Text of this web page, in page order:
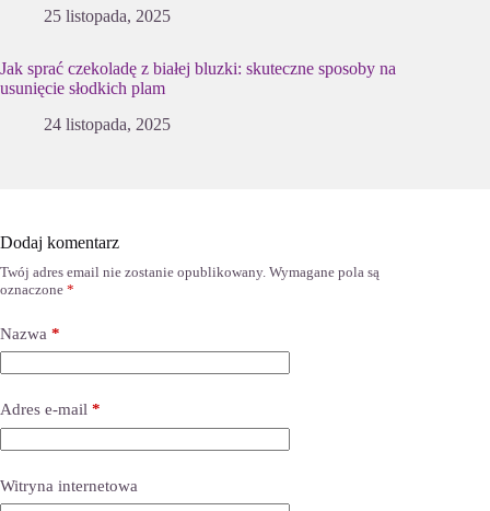
25 listopada, 2025
Jak sprać czekoladę z białej bluzki: skuteczne sposoby na
usunięcie słodkich plam
24 listopada, 2025
Dodaj komentarz
Twój adres email nie zostanie opublikowany. Wymagane pola są
oznaczone *
Nazwa *
Adres e-mail *
Witryna internetowa